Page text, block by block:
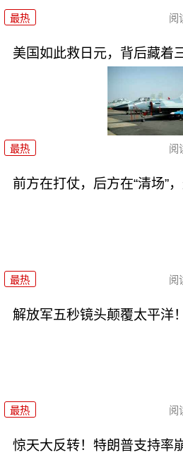
最热 阅
美国如此救日元，背后藏着
最热 阅
前方在打仗，后方在“清场”
最热 阅
解放军五秒镜头颠覆太平洋
最热 阅
惊天大反转！特朗普支持率